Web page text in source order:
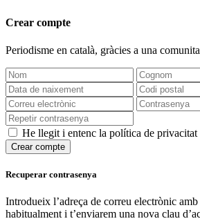
Crear compte
Periodisme en català, gràcies a una
He llegit i entenc la política de privacitat
Crear compte
Recuperar contrasenya
Introdueix l’adreça de correu electrònic
habitualment i t’enviarem una nova clau